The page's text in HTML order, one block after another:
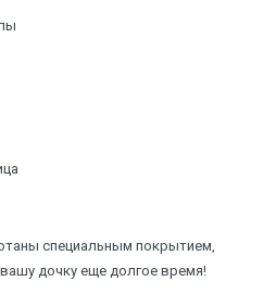
специальным покрытием,
дочку еще долгое время!